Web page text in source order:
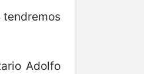
tendremos
Adolfo